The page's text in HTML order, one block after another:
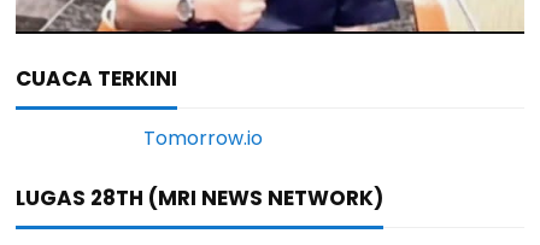
CUACA TERKINI
LUGAS 28TH (MRI NEWS NETWORK)